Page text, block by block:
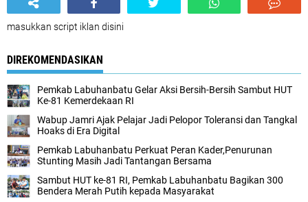
masukkan script iklan disini
DIREKOMENDASIKAN
Pemkab Labuhanbatu Gelar Aksi Bersih-Bersih Sambut HUT
Ke-81 Kemerdekaan RI
Wabup Jamri Ajak Pelajar Jadi Pelopor Toleransi dan Tangkal
Hoaks di Era Digital
Pemkab Labuhanbatu Perkuat Peran Kader,Penurunan
Stunting Masih Jadi Tantangan Bersama
Sambut HUT ke-81 RI, Pemkab Labuhanbatu Bagikan 300
Bendera Merah Putih kepada Masyarakat